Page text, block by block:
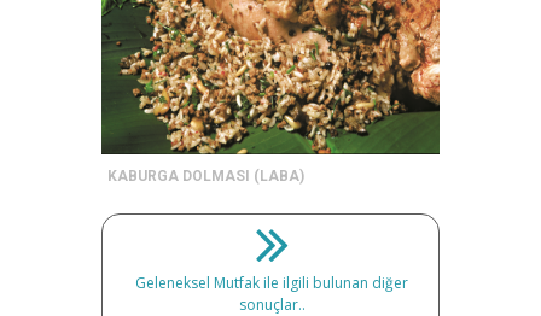
KABURGA DOLMASI (LABA)
Geleneksel Mutfak ile ilgili bulunan diğer
sonuçlar..